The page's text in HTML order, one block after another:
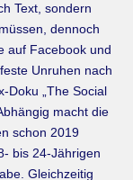
Text, sondern
dennoch
auf Face­book und
Unruhen nach
Doku „The Social
macht die
schon 2019
bis 24-­Jährigen
Gleichzeitig